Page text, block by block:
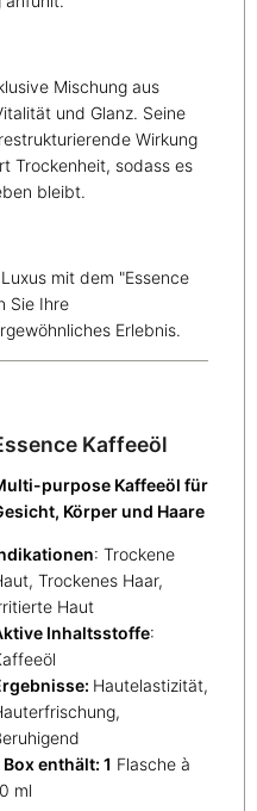
Mischung aus
und Glanz. Seine
Wirkung
Trockenheit, sodass es
bleibt.
mit dem "Essence
Sie Ihre
Erlebnis.
Kaffeeöl
purpose Kaffeeöl für
Körper und Haare
: Trockene
Trockenes Haar,
Haut
Inhaltsstoffe:
Hautelastizität,
Box enthält: 1 Flasche à
ml